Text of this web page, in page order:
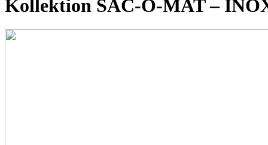
Kollektion SAC-O-MAT –